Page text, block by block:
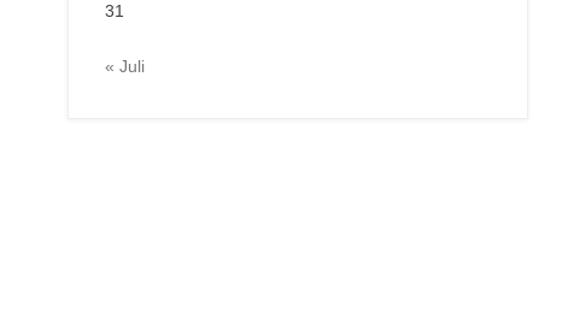
31
« Juli